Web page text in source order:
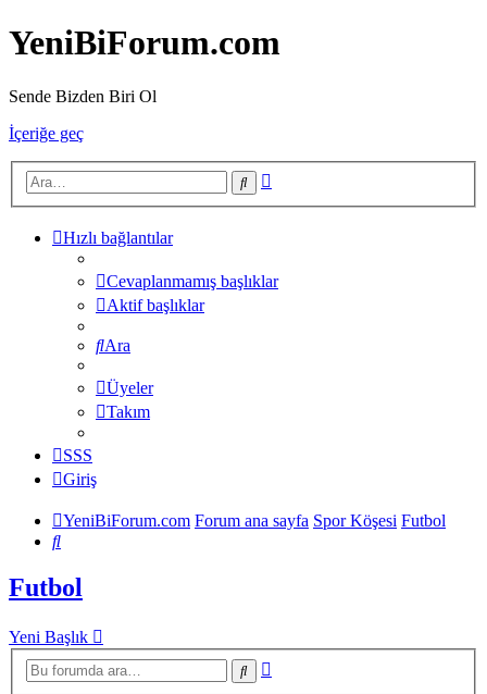
YeniBiForum.com
Sende Bizden Biri Ol
İçeriğe geç
Ara
Hızlı bağlantılar
Cevaplanmamış başlıklar
Aktif başlıklar
Ara
Üyeler
Takım
SSS
Giriş
YeniBiForum.com Forum ana sayfa Spor Köşesi Futbol
Ara
Futbol
Yeni Başlık
Ara